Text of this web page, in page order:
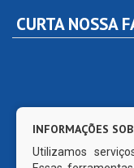
CURTA NOSSA
INFORMAÇÕES
Utilizamos